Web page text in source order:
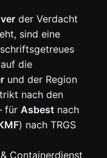
der Verdacht
sind eine
die
und der Region
nach den
für Asbest nach
) nach TRGS
Containerdienst